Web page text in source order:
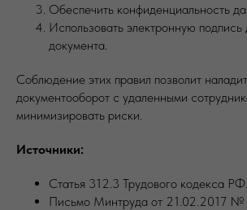
Обеспечить конфиденциальность
Использовать электронную подпись
документа.
Соблюдение этих правил позволит
документооборот с удаленными
минимизировать риски.
Источники:
Статья 312.3 Трудового кодекса РФ.
Письмо Минтруда от 21.02.2017